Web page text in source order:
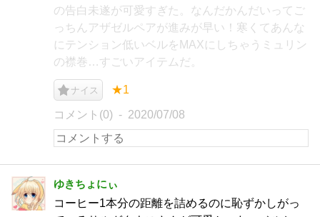
の告白未遂が可愛すぎた。なんだかんだいってご
っちんアザゼルペアが進みが早い！寒くてあんな
にテンション低いベルをMAXにしちゃうミュリン
の襟巻…すごいアイテムだ。
ナイス ★1
コメント(0) 2020/07/08
ゆきちょにぃ
コーヒー1本分の距離を詰めるのに恥ずかしがっ